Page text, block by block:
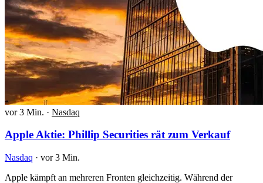
vor 3 Min. · Nasdaq
Apple Aktie: Phillip Securities rät zum Verkauf
Nasdaq · vor 3 Min.
Apple kämpft an mehreren Fronten gleichzeitig. Während der